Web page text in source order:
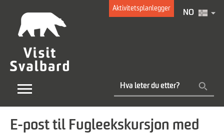
Aktivitetsplanlegger
NO
E-post til Fugleekskursjon med